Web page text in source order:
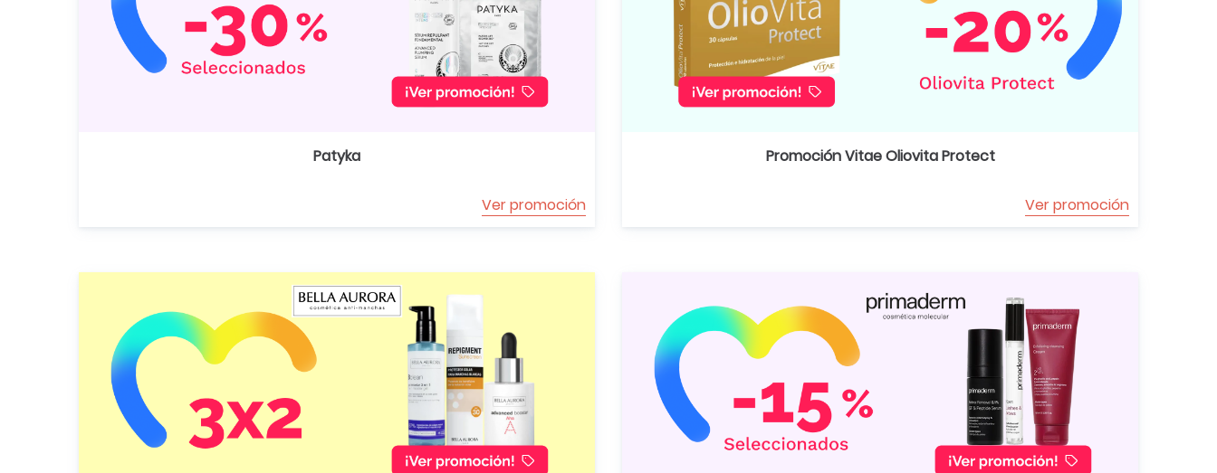
Patyka
Ver promoción
Promoción Vitae Oliovita Protect
Ver promoción